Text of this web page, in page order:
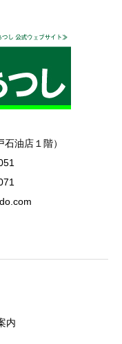
油店１階）
内